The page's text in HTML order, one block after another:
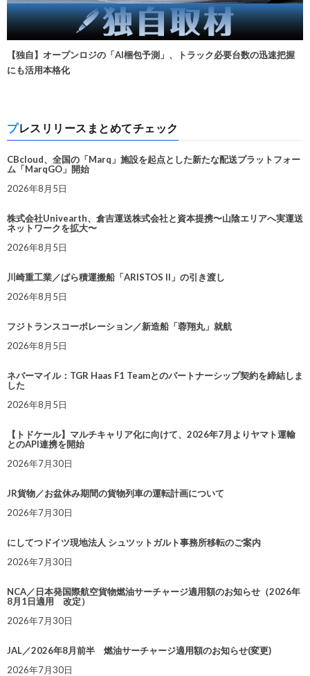
【独自】オープンロジの「AI梱包予測」、トラック必要台数の迅速把握
にも活用本格化
プレスリリースまとめてチェック
CBcloud、全国の「Marq」施設を起点とした新たな配送プラットフォー
ム「MarqGO」開始
2026年8月5日
株式会社Univearth、倉吉運送株式会社と資本提携〜山陰エリアへ実運送
ネットワークを拡大〜
2026年8月5日
川崎重工業／ばら積運搬船「ARISTOS II」の引き渡し
2026年8月5日
フジトランスコーポレーション／新造船「蓉翔丸」就航
2026年8月5日
ネバーマイル：TGR Haas F1 Teamとのパートナーシップ契約を締結しま
した
2026年8月5日
【トドケール】マルチキャリア化に向けて、2026年7月よりヤマト運輸
とのAPI連携を開始
2026年7月30日
JR貨物／お盆休み期間の貨物列車の運転計画について
2026年7月30日
にしてつドイツ現地法人 シュツットガルト事務所移転のご案内
2026年7月30日
NCA／日本発国際航空貨物燃油サーチャージ適用額のお知らせ（2026年
8月1日適用 改定）
2026年7月30日
JAL／2026年8月前半 燃油サーチャージ適用額のお知らせ(変更)
2026年7月30日